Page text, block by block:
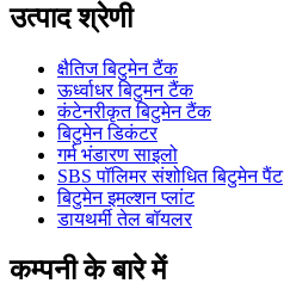
उत्पाद श्रेणी
क्षैतिज बिटुमेन टैंक
ऊर्ध्वाधर बिटुमन टैंक
कंटेनरीकृत बिटुमेन टैंक
बिटुमेन डिकंटर
गर्म भंडारण साइलो
SBS पॉलिमर संशोधित बिटुमेन पैंट
बिटुमेन इमल्शन प्लांट
डायथर्मी तेल बॉयलर
कम्पनी के बारे में